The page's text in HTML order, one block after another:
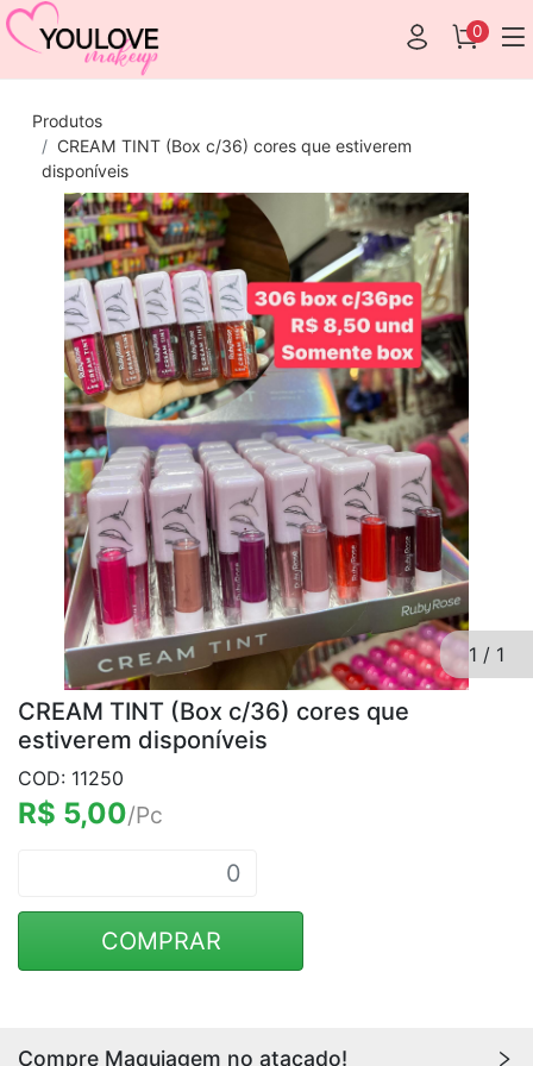
0
Produtos
CREAM TINT (Box c/36) cores que estiverem
disponíveis
1 / 1
CREAM TINT (Box c/36) cores que
estiverem disponíveis
COD: 11250
R$ 5,00/Pc
COMPRAR
Compre Maquiagem no atacado!